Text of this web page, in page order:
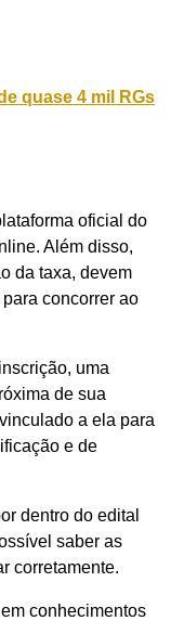
quase 4 mil RGs
oficial do
Além disso,
da taxa, devem
concorrer ao
uma
de sua
a ela para
e de
dentro do edital
saber as
corretamente.
conhecimentos